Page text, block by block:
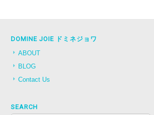
DOMINE JOIE ドミネジョワ
ABOUT
BLOG
Contact Us
SEARCH